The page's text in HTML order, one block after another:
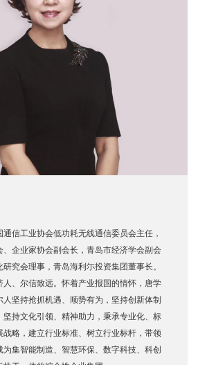
通信工业协会低功耗无线通信委员会主任，
、企业家协会副会长，青岛市经济学会副会
究会理事，青岛海利尓投资集团董事长。
人、尔信致远。怀着产业报国的情怀，唐学
坚持抢抓机遇、顺势有为，坚持创新体制
坚持文化引领、精神助力，秉承专业化、标
战略，建立行业标准、树立行业标杆，带领
为集智能制造、智慧环保、数字科技、科创